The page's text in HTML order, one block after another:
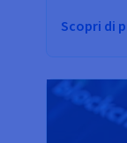
Scopri di